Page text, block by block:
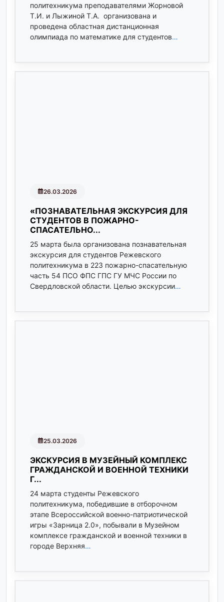
политехникума преподавателями Жорновой
Т.И. и Лыжиной Т.А. организована и
проведена областная дистанционная
олимпиада по математике для студентов…
26.03.2026
«ПОЗНАВАТЕЛЬНАЯ ЭКСКУРСИЯ ДЛЯ
СТУДЕНТОВ В ПОЖАРНО-
СПАСАТЕЛЬНО...
25 марта была организована познавательная
экскурсия для студентов Режевского
политехникума в 223 пожарно-спасательную
часть 54 ПСО ФПС ГПС ГУ МЧС России по
Свердловской области. Целью экскурсии…
25.03.2026
ЭКСКУРСИЯ В МУЗЕЙНЫЙ КОМПЛЕКС
ГРАЖДАНСКОЙ И ВОЕННОЙ ТЕХНИКИ
Г...
24 марта студенты Режевского
политехникума, победившие в отборочном
этапе Всероссийской военно-патриотической
игры «Зарница 2.0», побывали в Музейном
комплексе гражданской и военной техники в
городе Верхняя…